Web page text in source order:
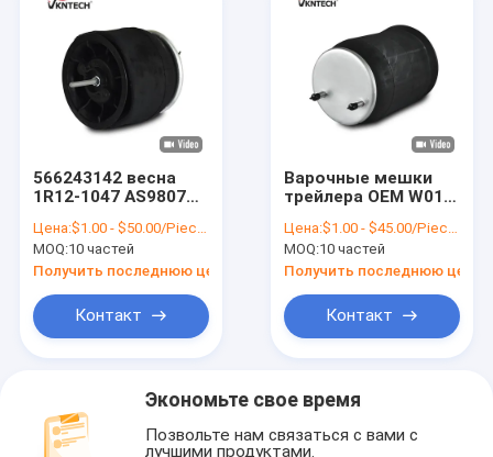
566243142 весна
1R12-1047 AS9807
мешка Firestone
Goodyear W01-358-
9807
Цена:$1.00 - $50.00/Pieces
MOQ:10 частей
Получить последнюю цену
Контакт
Варочные мешки
трейлера OEM W01-
рессор воздуха
IATF16949 Semi
Цена:$1.00 - $45.00/Pieces
MOQ:10 частей
Получить последнюю цену
Контакт
Экономьте свое время
Позвольте нам связаться с вами с
лучшими продуктами.